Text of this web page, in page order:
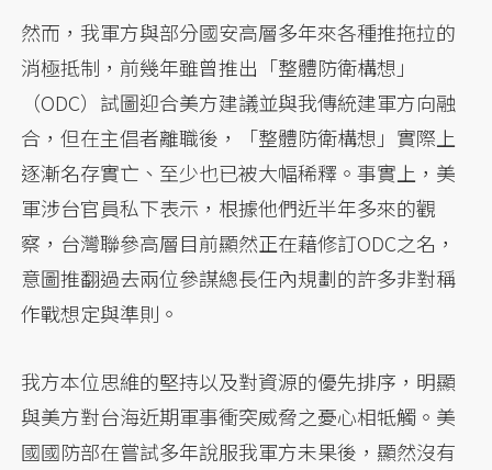
然而，我軍方與部分國安高層多年來各種推拖拉的
消極抵制，前幾年雖曾推出「整體防衛構想」
（ODC）試圖迎合美方建議並與我傳統建軍方向融
合，但在主倡者離職後，「整體防衛構想」實際上
逐漸名存實亡、至少也已被大幅稀釋。事實上，美
軍涉台官員私下表示，根據他們近半年多來的觀
察，台灣聯參高層目前顯然正在藉修訂ODC之名，
意圖推翻過去兩位參謀總長任內規劃的許多非對稱
作戰想定與準則。
我方本位思維的堅持以及對資源的優先排序，明顯
與美方對台海近期軍事衝突威脅之憂心相牴觸。美
國國防部在嘗試多年說服我軍方未果後，顯然沒有